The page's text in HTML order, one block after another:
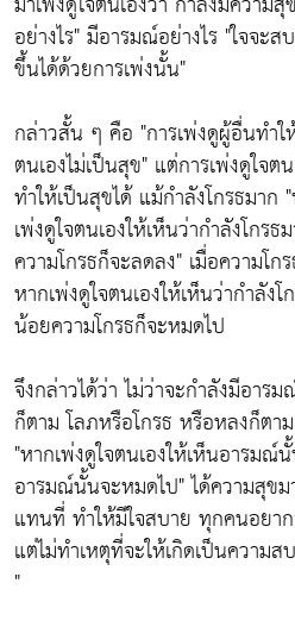
อย่างไร"มีอารมณ์อย่างไร "ใจจะส
ขึ้นได้ด้วยการเพ่งนั้น"
กล่าวสั้น ๆ คือ "การเพ่งดูผู้อื่นทำใ
ตนเองไม่เป็นสุข" แต่การเพ่งดูใจต
ทำให้เป็นสุขได้ แม้กำลังโกรธมาก
เพ่งดูใจตนเองให้เห็นว่ากำลังโกรธ
ความโกรธก็จะลดลง" เมื่อความโก
หากเพ่งดูใจตนเองให้เห็นว่ากำลังโ
น้อยความโกรธก็จะหมดไป
จึงกล่าวได้ว่า ไม่ว่าจะกำลังมีอารม
ก็ตาม โลภหรือโกรธ หรือหลงก็ตาม
"หากเพ่งดูใจตนเองให้เห็นอารมณ์
อารมณ์นั้นจะหมดไป"ได้ความสุขม
แทนที่ ทำให้มีใจสบาย ทุกคนอยา
แต่ไม่ทำเหตุที่จะให้เกิดเป็นความส
"